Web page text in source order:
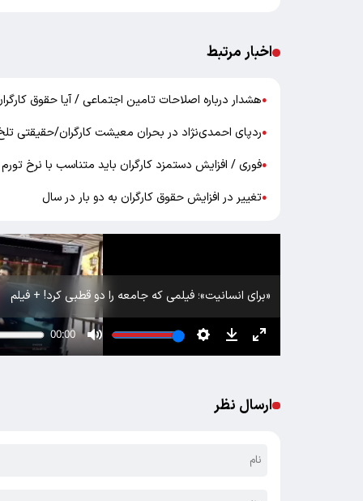
اخبار مرتبط
●هشدار درباره اصلاحات تامین اجتماعی / آیا حقوق
●ردپای احمدی‌نژاد در بحران معیشت کارگران/حقیقتی
●فوری / افزایش دستمزد کارگران باید متناسب با نرخ
●تغییر در افزایش حقوق کارگران به دو بار در سال
«برای انسانیت»؛ فیلمی که جامعه را دو قطبی کرد! + فیلم
ارسال نظر